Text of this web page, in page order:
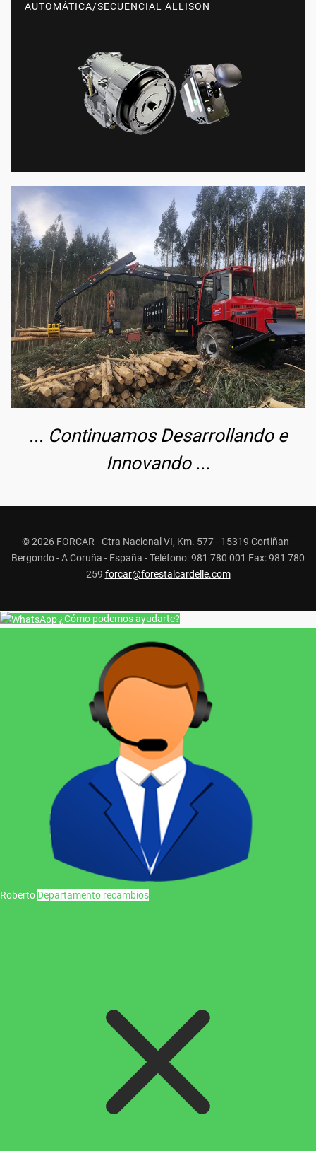
AUTOMÁTICA/SECUENCIAL ALLISON
... Continuamos Desarrollando e
Innovando ...
© 2026 FORCAR - Ctra Nacional VI, Km. 577 - 15319 Cortiñan -
Bergondo - A Coruña - España - Teléfono: 981 780 001 Fax: 981 780
259 forcar@forestalcardelle.com
¿Cómo podemos ayudarte?
Roberto Departamento recambios